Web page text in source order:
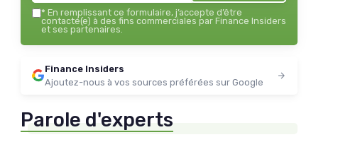
* En remplissant ce formulaire, j’accepte d’être
contacté(e) à des fins commerciales par Finance Insiders
et ses partenaires.
Finance Insiders
Ajoutez-nous à vos sources préférées sur Google
Parole d'experts